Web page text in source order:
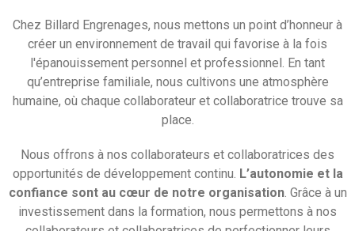
Chez Billard Engrenages, nous mettons un point d’honneur à
créer un environnement de travail qui favorise à la fois
l'épanouissement personnel et professionnel. En tant
qu’entreprise familiale, nous cultivons une atmosphère
humaine, où chaque collaborateur et collaboratrice trouve sa
place.
Nous offrons à nos collaborateurs et collaboratrices des
opportunités de développement continu. L’autonomie et la
confiance sont au cœur de notre organisation. Grâce à un
investissement dans la formation, nous permettons à nos